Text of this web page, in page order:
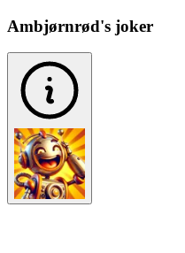
Ambjørnrød's joker